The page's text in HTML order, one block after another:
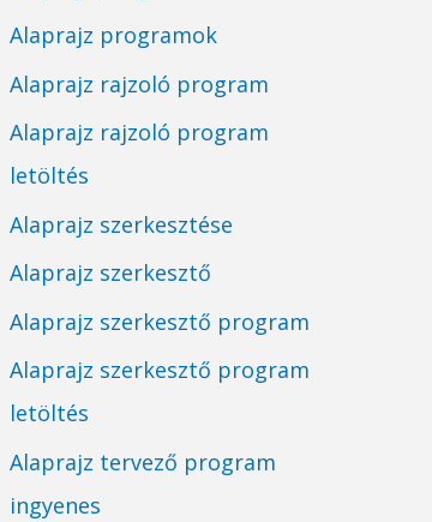
Alaprajz programok
Alaprajz rajzoló program
Alaprajz rajzoló program
letöltés
Alaprajz szerkesztése
Alaprajz szerkesztő
Alaprajz szerkesztő program
Alaprajz szerkesztő program
letöltés
Alaprajz tervező program
ingyenes